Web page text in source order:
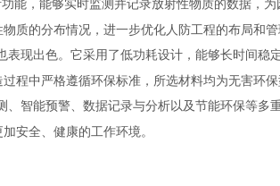
能，能够实时监测并记录放射性物质的数据，为
质的分布情况，进一步优化人防工程的布局和管
表现出色。它采用了低功耗设计，能够长时间稳
程中严格遵循环保标准，所选材料均为无害环
、智能预警、数据记录与分析以及节能环保等多
安全、健康的工作环境。